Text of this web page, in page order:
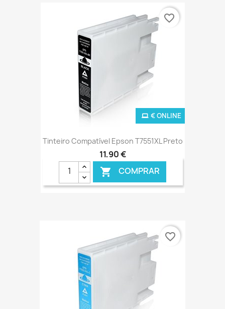
Tinteiro Compatível Epson T7551XL Preto
11,90 €
 COMPRAR
€ ONLINE
favorite_border
favorite_border